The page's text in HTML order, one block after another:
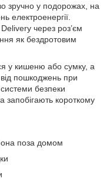
зручно у подорожах, на
електроенергії.
через роз’єм
як бездротовим
у кишеню або сумку, а
пошкоджень при
безпеки
запобігають короткому
поза домом